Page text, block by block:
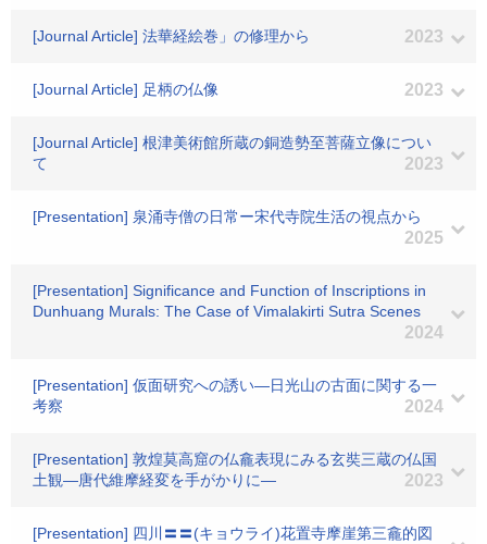
[Journal Article] 法華経絵巻」の修理から 2023
[Journal Article] 足柄の仏像 2023
[Journal Article] 根津美術館所蔵の銅造勢至菩薩立像につい
て
2023
[Presentation] 泉涌寺僧の日常ー宋代寺院生活の視点から
2025
[Presentation] Significance and Function of Inscriptions in
Dunhuang Murals: The Case of Vimalakirti Sutra Scenes
2024
[Presentation] 仮面研究への誘い―日光山の古面に関する一
考察
2024
[Presentation] 敦煌莫高窟の仏龕表現にみる玄奘三蔵の仏国
土観―唐代維摩経変を手がかりに―
2023
[Presentation] 四川〓〓(キョウライ)花置寺摩崖第三龕的図